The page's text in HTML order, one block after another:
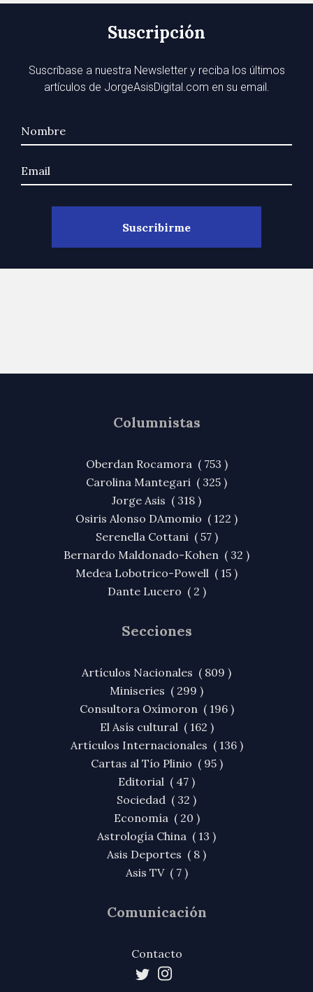
Suscripción
Suscríbase a nuestra Newsletter y reciba los últimos
artículos de JorgeAsisDigital.com en su email.
Columnistas
Oberdan Rocamora ( 753 )
Carolina Mantegari ( 325 )
Jorge Asis ( 318 )
Osiris Alonso DAmomio ( 122 )
Serenella Cottani ( 57 )
Bernardo Maldonado-Kohen ( 32 )
Medea Lobotrico-Powell ( 15 )
Dante Lucero ( 2 )
Secciones
Artículos Nacionales ( 809 )
Miniseries ( 299 )
Consultora Oxímoron ( 196 )
El Asís cultural ( 162 )
Artículos Internacionales ( 136 )
Cartas al Tío Plinio ( 95 )
Editorial ( 47 )
Sociedad ( 32 )
Economía ( 20 )
Astrología China ( 13 )
Asis Deportes ( 8 )
Asis TV ( 7 )
Comunicación
Contacto